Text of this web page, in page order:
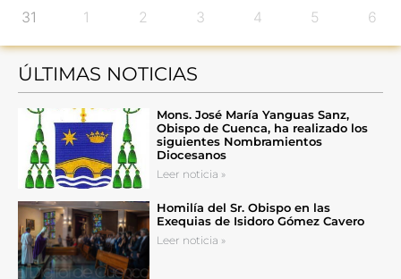
31 1 2 3 4 5 6
ÚLTIMAS NOTICIAS
Mons. José María Yanguas Sanz,
Obispo de Cuenca, ha realizado los
siguientes Nombramientos
Diocesanos
Leer noticia »
Homilía del Sr. Obispo en las
Exequias de Isidoro Gómez Cavero
Leer noticia »